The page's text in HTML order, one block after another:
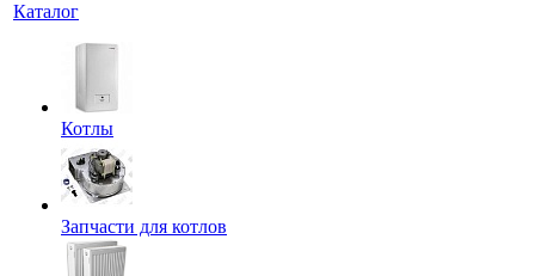
Каталог
Котлы
Запчасти для котлов